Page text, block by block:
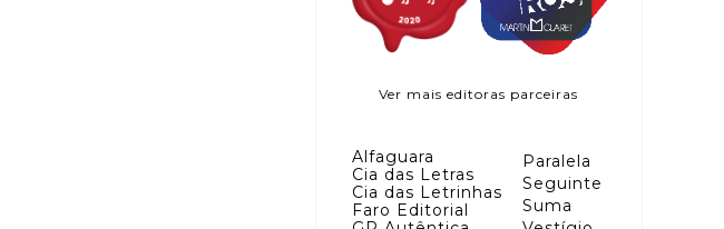
Ver mais editoras parceiras
Alfaguara
Cia das Letras
Cia das Letrinhas
Faro Editorial
Paralela
Seguinte
Suma